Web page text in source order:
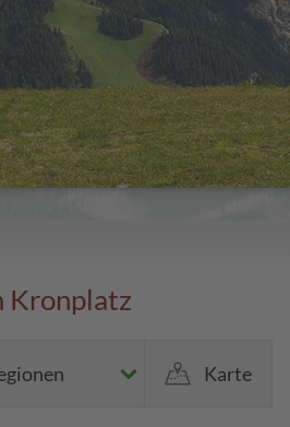
Kronplatz
Karte